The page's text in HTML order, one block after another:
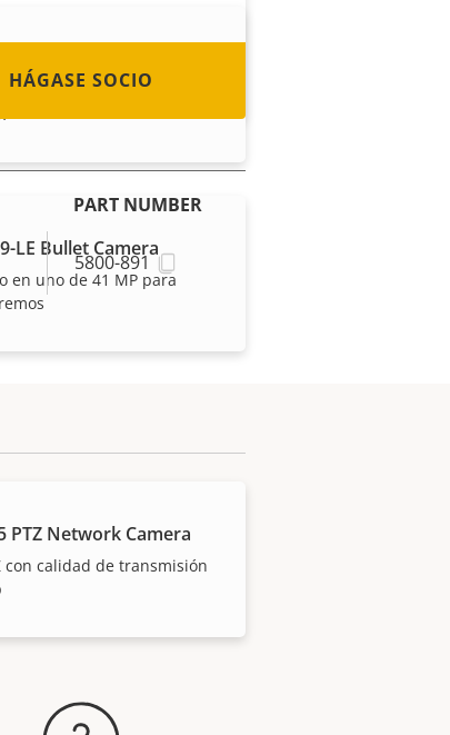
LE Bullet Camera
primera clase en 4 MP con
LE Bullet Camera
en uno de 41 MP para
PTZ Network Camera
con calidad de transmisión
HÁGASE SOCIO
PART NUMBER
5800-891
de nuestros